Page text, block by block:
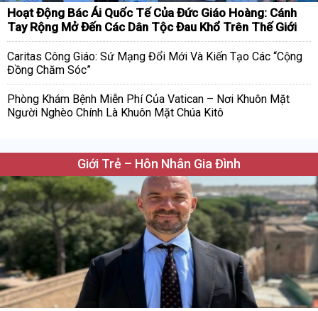
Hoạt Động Bác Ái Quốc Tế Của Đức Giáo Hoàng: Cánh
Tay Rộng Mở Đến Các Dân Tộc Đau Khổ Trên Thế Giới
Caritas Công Giáo: Sứ Mạng Đổi Mới Và Kiến Tạo Các “Cộng
Đồng Chăm Sóc”
Phòng Khám Bệnh Miễn Phí Của Vatican – Nơi Khuôn Mặt
Người Nghèo Chính Là Khuôn Mặt Chúa Kitô
Giới Trẻ – Hôn Nhân Gia Đình